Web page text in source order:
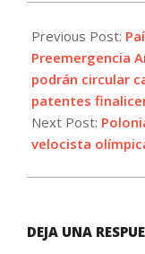
08-
02
Previous Post:
Preemergencia
podrán circular
patentes
Next Post:
velocista
DEJA UNA